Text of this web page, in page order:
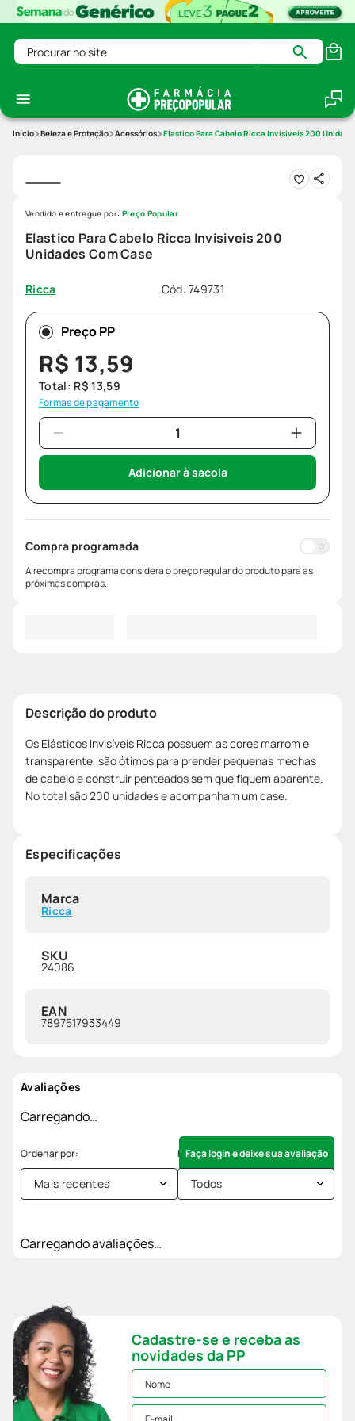
Procurar no site
Beleza e Proteção Acessórios Elastico Para Cabelo Ricca Invisiveis 200
Elastico Para Cabelo Ricca Invisiveis 200
Unidades Com Case
Ricca Cód:749731
Vendido e entregue por: Preço Popular
Preço PP
R$ 13,59
Total: R$ 13,59
Formas de pagamento
Adicionar à sacola
Compra programada
A recompra programa considera o preço regular do produto para as
próximas compras.
Descrição do produto
Os Elásticos Invisíveis Ricca possuem as cores marrom e
transparente, são ótimos para prender pequenas mechas
de cabelo e construir penteados sem que fiquem aparente.
No total são 200 unidades e acompanham um case.
Especificações
Marca
Ricca
SKU
24086
EAN
7897517933449
Avaliações
Carregando…
Faça login e deixe sua avaliação
Mais recentes Todos
Carregando avaliações…
Cadastre-se e receba as
novidades da PP